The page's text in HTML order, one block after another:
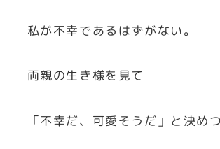
私が不幸であるはずがない。
両親の生き様を見て
「不幸だ、可愛そうだ」と決め